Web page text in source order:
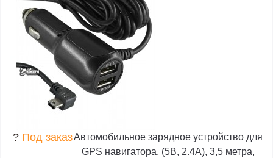
? Под заказАвтомобильное зарядное устройство для
GPS навигатора, (5В, 2.4А), 3,5 метра,